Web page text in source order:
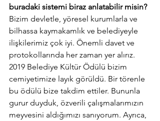
buradaki sistemi biraz anlatabilir misin?
Bizim devletle, yöresel kurumlarla ve
bilhassa kaymakamlık ve belediyeyle
ilişkilerimiz çok iyi. Önemli davet ve
protokollarında her zaman yer alırız.
2019 Belediye Kültür Ödülü bizim
cemiyetimize layık görüldü. Bir törenle
bu ödülü bize takdim ettiler. Bununla
gurur duyduk, özverili çalışmalarımızın
meyvesini aldığımızı sanıyorum. Ayrıca,